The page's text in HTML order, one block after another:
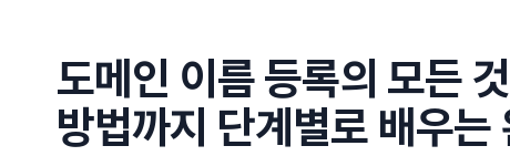
도메인 이름 등록의 모든
방법까지 단계별로 배우는